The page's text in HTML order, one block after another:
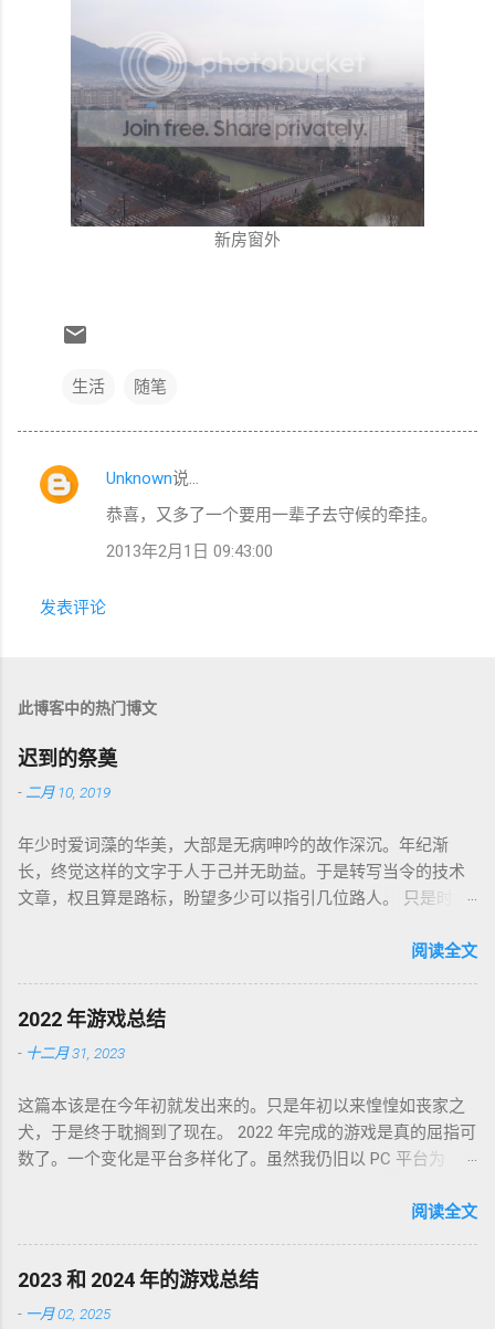
新房窗外
生活 随笔
评
Unknown说…
恭喜，又多了一个要用一辈子去守候的牵挂。
2013年2月1日 09:43:00
发表评论
此博客中的热门博文
迟到的祭奠
- 二月 10, 2019
年少时爱词藻的华美，大部是无病呻吟的故作深沉。年纪渐
长，终觉这样的文字于人于己并无助益。于是转写当令的技术
文章，权且算是路标，盼望多少可以指引几位路人。 只是时代
图标为何物，转眼千禧一代业已成人，不知墙为何物。互联网
盛开，RSS 之父自戕，开源日益沦为资本巨鳄博弈的棋子。 这
个光怪陆离的世界，不是游戏中的虚幻场景，却是千千万万个
如我一样的人鞠躬尽瘁亲手打造的魔幻现实。这可是我曾希冀
世界如此复杂，我连这巨轮的去向也无从分辨。 辗转无眠的夜
晚，陪在枕边的便是金庸老先生的几部书。每每读到若有所
悟，才能在黎明前草草小憩。老先生从武侠到无侠，层层递进
喜，又把这个江湖的规则层层解构，推演其间各式人格向现实
投影的境遇和选择。 老先生开卷入世，却又早早封笔，不做答
案，只在笔墨尽处引人向善。困顿时能读到这样的文字，我心
存感激。 枕边已无金庸，经典心中长存。
阅读全文
2022 年游戏总结
- 十二月 31, 2023
这篇本该是在今年初就发出来的。只是年初以来惶惶如丧家之
犬，于是终于耽搁到了现在。 2022 年完成的游戏是真的屈指可
数了。一个变化是平台多样化了。虽然我仍旧以 PC 平台为
Partisans 1941，中文名「苏军游击队 1941」，2022-01-03 通
喜欢这个背景而已，系统并不很出彩，故事中规中矩，人物刻
画一般。估计不是特别喜欢这类题材的同学都不会看到这款游
戏。 Lost Ruins，2022-01-09 通关，GoG 记录 7 小时。萌系像
阅读全文
2023 和 2024 年的游戏总结
- 一月 02, 2025